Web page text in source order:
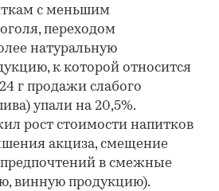
с меньшим
переходом
натуральную
к которой относится
г продажи слабого
упали на 20,5%.
рост стоимости напитков
акциза, смещение
предпочтений в смежные
винную продукцию).